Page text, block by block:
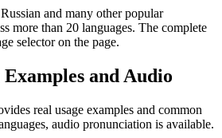
and many other popular
more than 20 languages. The complete
selector on the page.
and Audio
real usage examples and common
audio pronunciation is available.